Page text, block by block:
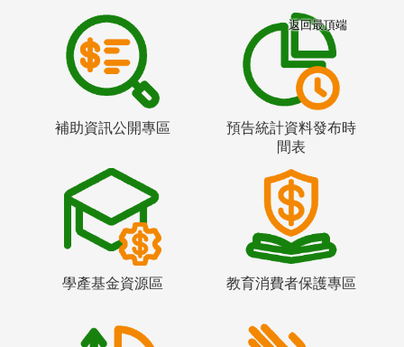
補助資訊公開專區
預告統計資料發布時
間表
學產基金資源區 教育消費者保護專區
返回最頂端